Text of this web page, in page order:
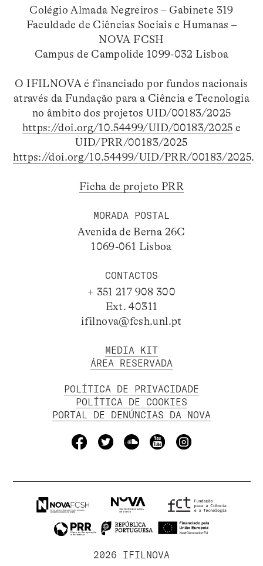
Colégio Almada Negreiros – Gabinete 319
Faculdade de Ciências Sociais e Humanas –
NOVA FCSH
Campus de Campolide 1099-032 Lisboa
O IFILNOVA é financiado por fundos nacionais
através da Fundação para a Ciência e Tecnologia
no âmbito dos projetos UID/00183/2025
https://doi.org/10.54499/UID/00183/2025 e
UID/PRR/00183/2025
https://doi.org/10.54499/UID/PRR/00183/2025.
Ficha de projeto PRR
MORADA POSTAL
Avenida de Berna 26C
1069-061 Lisboa
CONTACTOS
+ 351 217 908 300
Ext. 40311
ifilnova@fcsh.unl.pt
MEDIA KIT
ÁREA RESERVADA
POLÍTICA DE PRIVACIDADE
POLÍTICA DE COOKIES
PORTAL DE DENÚNCIAS DA NOVA
2026 IFILNOVA